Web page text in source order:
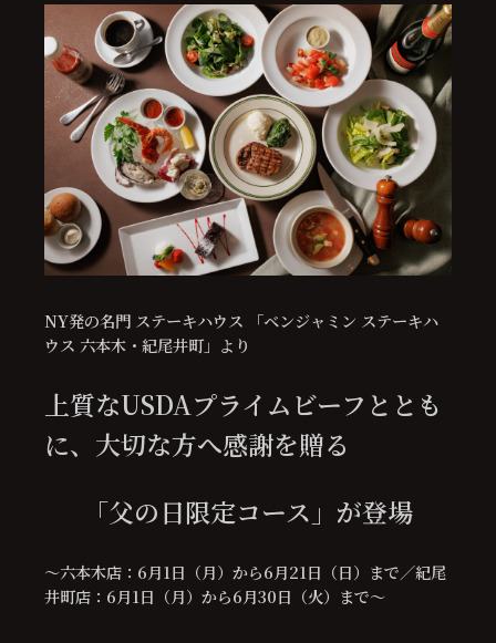
NY発の名門 ステーキハウス 「ベンジャミン ステーキハ
ウス 六本木・紀尾井町」より
上質なUSDAプライムビーフととも
に、大切な方へ感謝を贈る
「父の日限定コース」が登場
～六本木店：6月1日（月）から6月21日（日）まで／紀尾
井町店：6月1日（月）から6月30日（火）まで～